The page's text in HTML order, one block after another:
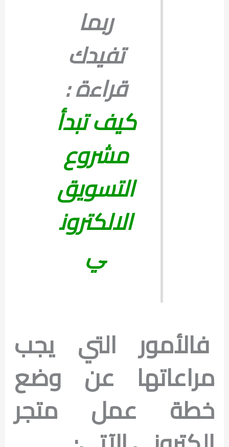
ربما
تفيدك
قراءة :
كيف تبدأ
مشروع
التسويق
الالكترون
ي
فالأمور التي يجب
مراعاتها عن وضع
خطة عمل متجر